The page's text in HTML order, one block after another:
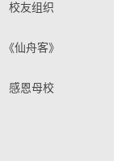
校友组织
《仙舟客》
感恩母校